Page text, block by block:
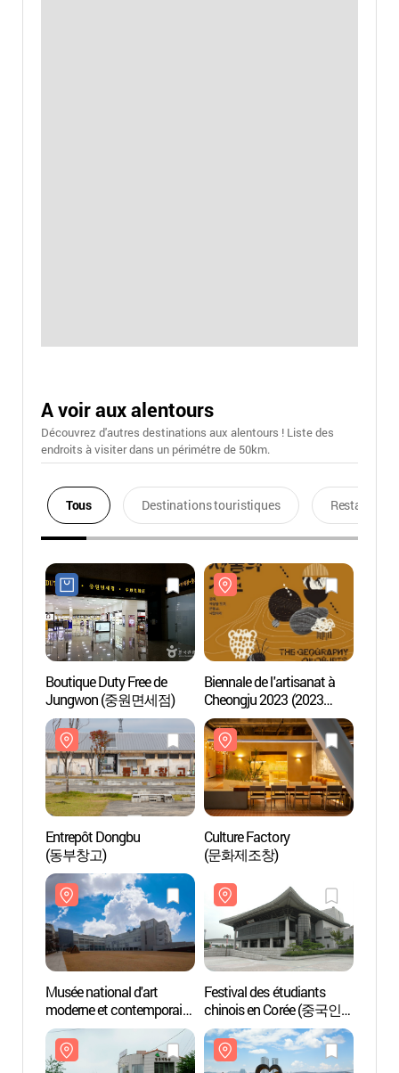
A voir aux alentours
Découvrez d'autres destinations aux alentours ! Liste des
endroits à visiter dans un périmétre de 50km.
Tous Destinations touristiques Restaurants
Boutique Duty Free de
Jungwon (중원면세점)
Biennale de l'artisanat à
Cheongju 2023 (2023
청주공예비엔날레)
Entrepôt Dongbu
(동부창고)
Culture Factory
(문화제조창)
Musée national d'art
moderne et contemporain
(Cheonju)
(국립현대미술관
(청주관))
Festival des étudiants
chinois en Corée (중국인
유학생 페스티벌 2016)